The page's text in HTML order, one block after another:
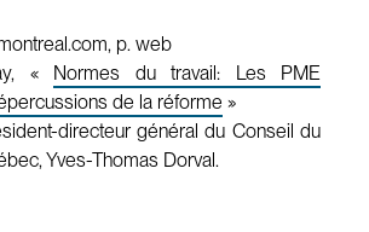
p. web
« Normes du travail: Les PME
de la réforme »
directeur général du Conseil du
Yves-Thomas Dorval.